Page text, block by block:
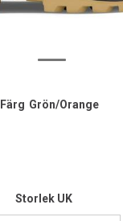
Färg Grön/Orange
Storlek UK